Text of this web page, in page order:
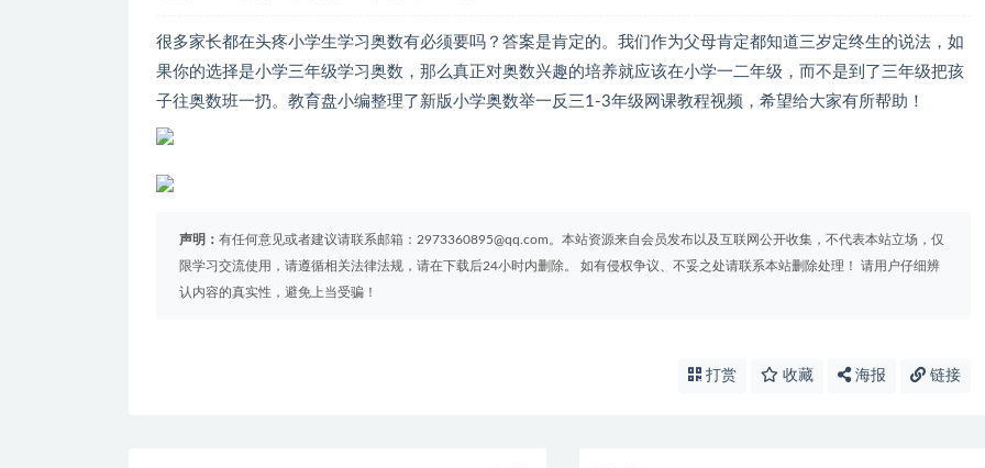
很多家长都在头疼小学生学习奥数有必须要吗？答案是肯定的。我们作为父母肯定都知道三岁定终生的说法，如
果你的选择是小学三年级学习奥数，那么真正对奥数兴趣的培养就应该在小学一二年级，而不是到了三年级把孩
子往奥数班一扔。教育盘小编整理了新版小学奥数举一反三1-3年级网课教程视频，希望给大家有所帮助！
声明： 有任何意见或者建议请联系邮箱：2973360895@qq.com。本站资源来自会员发布以及互联网公开收集，不代表本站立场，仅
限学习交流使用，请遵循相关法律法规，请在下载后24小时内删除。 如有侵权争议、不妥之处请联系本站删除处理！ 请用户仔细辨
认内容的真实性，避免上当受骗！
打赏 收藏 海报 链接